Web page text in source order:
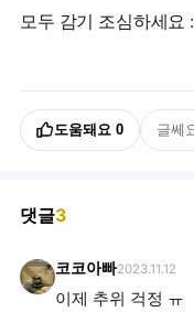
모두 감기 조심하세요
도움돼요 0 글쎄
댓글3
코코아빠2023.11.12
이제 추위 걱정 ㅠ